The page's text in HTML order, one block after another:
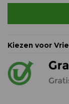
Kiezen voor